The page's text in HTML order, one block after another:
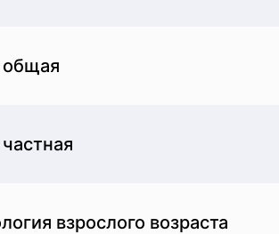
общая
взрослого возраста